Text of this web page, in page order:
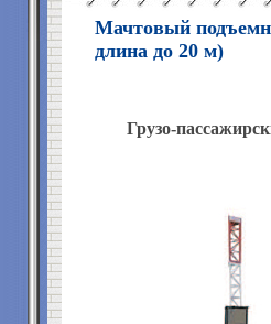
Мачтовый
длина до 20 м)
Грузо-